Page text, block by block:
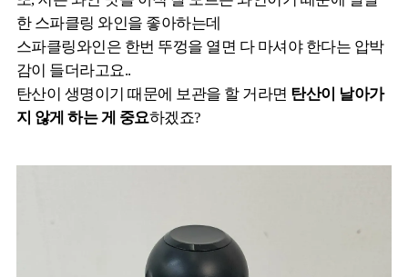
한 스파클링 와인을 좋아하는데
스파클링와인은 한번 뚜껑을 열면 다 마셔야 한다는 압박
감이 들더라고요..
탄산이 생명이기 때문에 보관을 할 거라면 탄산이 날아가
지 않게 하는 게 중요하겠죠?